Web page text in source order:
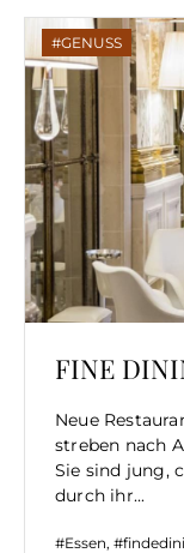
GENUSS
FINE
Neue
streben nach
Sie sind jung,
durch ihr...
Essen,